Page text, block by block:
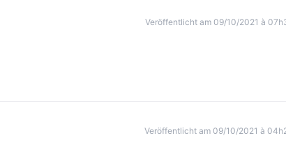
Veröffentlicht am 09/10/2021 à
Veröffentlicht am 09/10/2021 à